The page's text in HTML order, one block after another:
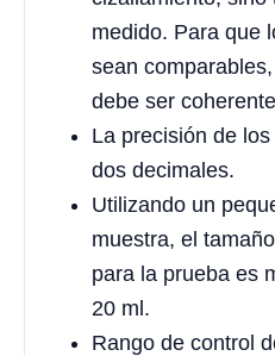
medido. Para que
sean
debe ser
La precisión de
dos decimales.
Utilizando un
muestra, el
para la prueba es
20 ml.
Rango de control